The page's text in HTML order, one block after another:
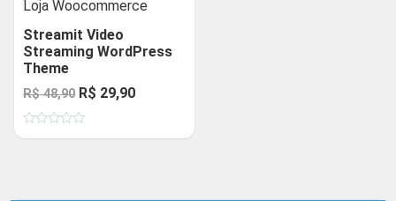
Loja Woocommerce
Streamit Video
Streaming WordPress
Theme
R$48,90 O
preço
original
R$ 29,90O
atual